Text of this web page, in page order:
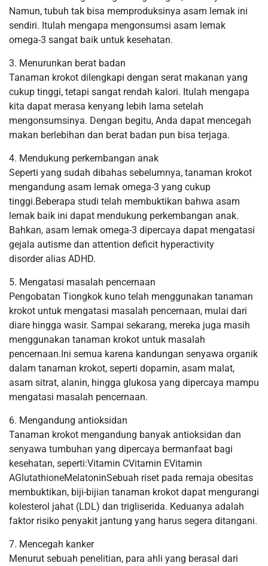
Namun, tubuh tak bisa memproduksinya asam lemak ini
sendiri. Itulah mengapa mengonsumsi asam lemak
omega-3 sangat baik untuk kesehatan.
3. Menurunkan berat badan
Tanaman krokot dilengkapi dengan serat makanan yang
cukup tinggi, tetapi sangat rendah kalori. Itulah mengapa
kita dapat merasa kenyang lebih lama setelah
mengonsumsinya. Dengan begitu, Anda dapat mencegah
makan berlebihan dan berat badan pun bisa terjaga.
4. Mendukung perkembangan anak
Seperti yang sudah dibahas sebelumnya, tanaman krokot
mengandung asam lemak omega-3 yang cukup
tinggi.Beberapa studi telah membuktikan bahwa asam
lemak baik ini dapat mendukung perkembangan anak.
Bahkan, asam lemak omega-3 dipercaya dapat mengatasi
gejala autisme dan attention deficit hyperactivity
disorder alias ADHD.
5. Mengatasi masalah pencernaan
Pengobatan Tiongkok kuno telah menggunakan tanaman
krokot untuk mengatasi masalah pencernaan, mulai dari
diare hingga wasir. Sampai sekarang, mereka juga masih
menggunakan tanaman krokot untuk masalah
pencernaan.Ini semua karena kandungan senyawa organik
dalam tanaman krokot, seperti dopamin, asam malat,
asam sitrat, alanin, hingga glukosa yang dipercaya mampu
mengatasi masalah pencernaan.
6. Mengandung antioksidan
Tanaman krokot mengandung banyak antioksidan dan
senyawa tumbuhan yang dipercaya bermanfaat bagi
kesehatan, seperti:Vitamin CVitamin EVitamin
AGlutathioneMelatoninSebuah riset pada remaja obesitas
membuktikan, biji-bijian tanaman krokot dapat mengurangi
kolesterol jahat (LDL) dan trigliserida. Keduanya adalah
faktor risiko penyakit jantung yang harus segera ditangani.
7. Mencegah kanker
Menurut sebuah penelitian, para ahli yang berasal dari